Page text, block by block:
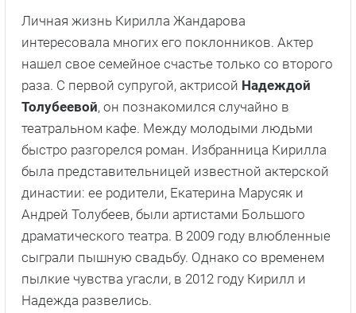
Личная жизнь Кирилла Жандарова
интересовала многих его поклонников. Актер
нашел свое семейное счастье только со второго
раза. С первой супругой, актрисой Надеждой
Толубеевой, он познакомился случайно в
театральном кафе. Между молодыми людьми
быстро разгорелся роман. Избранница Кирилла
была представительницей известной актерской
династии: ее родители, Екатерина Марусяк и
Андрей Толубеев, были артистами Большого
драматического театра. В 2009 году влюбленные
сыграли пышную свадьбу. Однако со временем
пылкие чувства угасли, в 2012 году Кирилл и
Надежда развелись.